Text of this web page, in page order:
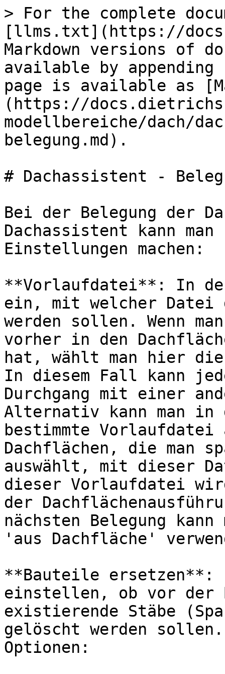
> For the complete
[llms.txt](https://
Markdown versions of
available by
page is available as
(https://
modellbereiche/dach/
belegung.md).
# Dachassistent -
Bei der Belegung der
Dachassistent kann man
Einstellungen machen:
**Vorlaufdatei**: In
ein, mit welcher Datei
werden sollen. Wenn
vorher in den
hat, wählt man hier
In diesem Fall kann
Durchgang mit einer
Alternativ kann man in
bestimmte Vorlaufdatei
Dachflächen, die man
auswählt, mit dieser
dieser Vorlaufdatei
der
nächsten Belegung
'aus Dachfläche'
**Bauteile ersetzen**:
einstellen, ob vor der
existierende Stäbe
gelöscht werden
Optionen: